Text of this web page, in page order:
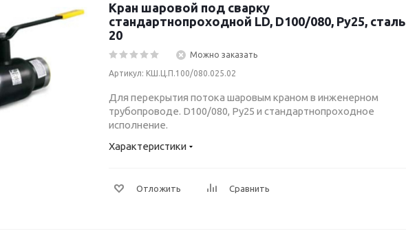
Кран шаровой под сварку
стандартнопроходной LD, D100/080, Ру25, сталь
20
Можно заказать
Артикул: КШ.Ц.П.100/080.025.02
Для перекрытия потока шаровым краном в инженерном
трубопроводе. D100/080, Ру25 и стандартнопроходное
исполнение.
Характеристики
Отложить Сравнить